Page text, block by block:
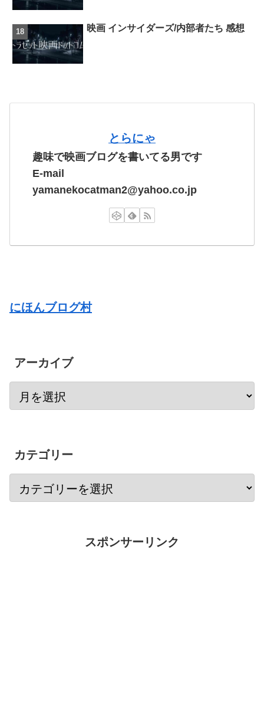
映画 インサイダーズ/内部者たち 感想
とらにゃ
趣味で映画ブログを書いてる男です
E-mail
yamanekocatman2@yahoo.co.jp
にほんブログ村
アーカイブ
カテゴリー
スポンサーリンク